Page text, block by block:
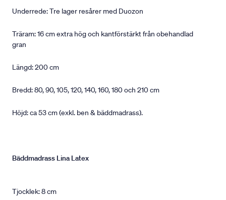
Underrede: Tre lager resårer med Duozon
Träram: 16 cm extra hög och kantförstärkt från obehandlad
gran
Längd: 200 cm
Bredd: 80, 90, 105, 120, 140, 160, 180 och 210 cm
Höjd: ca 53 cm (exkl. ben & bäddmadrass).
Bäddmadrass Lina Latex
Tjocklek: 8 cm